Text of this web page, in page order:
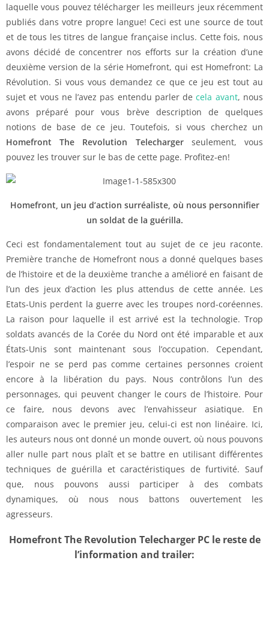
laquelle vous pouvez télécharger les meilleurs jeux récemment
publiés dans votre propre langue! Ceci est une source de tout
et de tous les titres de langue française inclus. Cette fois, nous
avons décidé de concentrer nos efforts sur la création d’une
deuxième version de la série Homefront, qui est Homefront: La
Révolution. Si vous vous demandez ce que ce jeu est tout au
sujet et vous ne l’avez pas entendu parler decela avant, nous
avons préparé pour vous brève description de quelques
notions de base de ce jeu. Toutefois, si vous cherchez un
Homefront The Revolution Telechargerseulement, vous
pouvez les trouver sur le bas de cette page. Profitez-en!
Homefront, un jeu d’action surréaliste, où nous personnifier
un soldat de la guérilla.
Ceci est fondamentalement tout au sujet de ce jeu raconte.
Première tranche de Homefront nous a donné quelques bases
de l’histoire et de la deuxième tranche a amélioré en faisant de
l’un des jeux d’action les plus attendus de cette année. Les
Etats-Unis perdent la guerre avec les troupes nord-coréennes.
La raison pour laquelle il est arrivé est la technologie. Trop
soldats avancés de la Corée du Nord ont été imparable et aux
États-Unis sont maintenant sous l’occupation. Cependant,
l’espoir ne se perd pas comme certaines personnes croient
encore à la libération du pays. Nous contrôlons l’un des
personnages, qui peuvent changer le cours de l’histoire. Pour
ce faire, nous devons avec l’envahisseur asiatique. En
comparaison avec le premier jeu, celui-ci est non linéaire. Ici,
les auteurs nous ont donné un monde ouvert, où nous pouvons
aller nulle part nous plaît et se battre en utilisant différentes
techniques de guérilla et caractéristiques de furtivité. Sauf
que, nous pouvons aussi participer à des combats
dynamiques, où nous nous battons ouvertement les
agresseurs.
Homefront The Revolution Telecharger PC le reste de
l’information and trailer: